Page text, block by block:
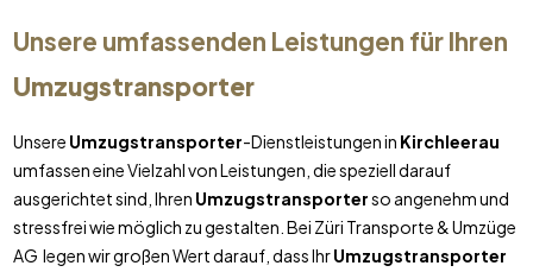
Unsere umfassenden Leistungen für Ihren
Umzugstransporter
Unsere Umzugstransporter-Dienstleistungen in Kirchleerau
umfassen eine Vielzahl von Leistungen, die speziell darauf
ausgerichtet sind, Ihren Umzugstransporterso angenehm und
stressfrei wie möglich zu gestalten. Bei Züri Transporte & Umzüge
AG legen wir großen Wert darauf, dass IhrUmzugstransporter